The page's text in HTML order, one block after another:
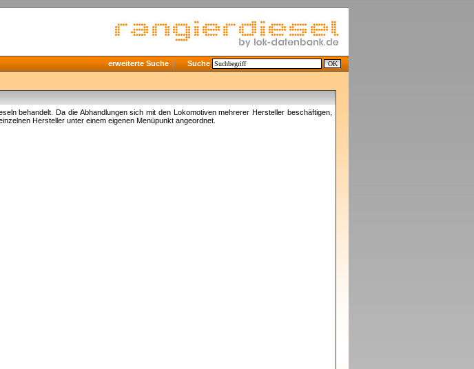
erweiterte Suche Suche
behandelt. Da die Abhandlungen sich mit den Lokomotiven mehrerer Hersteller beschäftigen,
Hersteller unter einem eigenen Menüpunkt angeordnet.